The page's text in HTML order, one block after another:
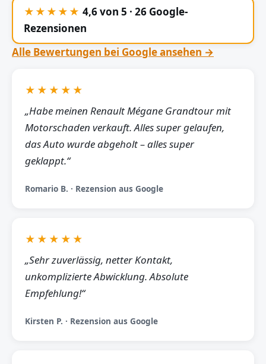
★★★★★ 4,6 von 5 · 26 Google-
Rezensionen
Alle Bewertungen bei Google ansehen →
★★★★★
„Habe meinen Renault Mégane Grandtour mit
Motorschaden verkauft. Alles super gelaufen,
das Auto wurde abgeholt – alles super
geklappt.“
Romario B. · Rezension aus Google
★★★★★
„Sehr zuverlässig, netter Kontakt,
unkomplizierte Abwicklung. Absolute
Empfehlung!“
Kirsten P. · Rezension aus Google